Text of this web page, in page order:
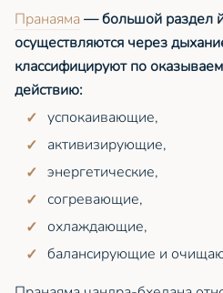
Пранаяма— большой раздел
осуществляются через
классифицируют по
действию:
успокаивающие,
активизирующие,
энергетические,
согревающие,
охлаждающие,
балансирующие и